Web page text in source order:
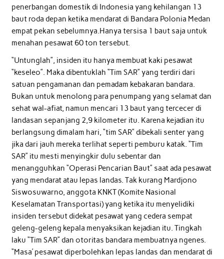
penerbangan domestik di Indonesia yang kehilangan 13
baut roda depan ketika mendarat di Bandara Polonia Medan
empat pekan sebelumnya.Hanya tersisa 1 baut saja untuk
menahan pesawat 60 ton tersebut.
“Untunglah”, insiden itu hanya membuat kaki pesawat
“keseleo”. Maka dibentuklah “Tim SAR” yang terdiri dari
satuan pengamanan dan pemadam kebakaran bandara.
Bukan untuk menolong para penumpang yang selamat dan
sehat wal-afiat, namun mencari 13 baut yang tercecer di
landasan sepanjang 2,9 kilometer itu. Karena kejadian itu
berlangsung dimalam hari, “tim SAR” dibekali senter yang
jika dari jauh mereka terlihat seperti pemburu katak. “Tim
SAR” itu mesti menyingkir dulu sebentar dan
menangguhkan “Operasi Pencarian Baut” saat ada pesawat
yang mendarat atau lepas landas. Tak kurang Mardjono
Siswosuwarno, anggota KNKT (Komite Nasional
Keselamatan Transportasi) yang ketika itu menyelidiki
insiden tersebut didekat pesawat yang cedera sempat
geleng-geleng kepala menyaksikan kejadian itu. Tingkah
laku “Tim SAR” dan otoritas bandara membuatnya ngenes.
“Masa’ pesawat diperbolehkan lepas landas dan mendarat di